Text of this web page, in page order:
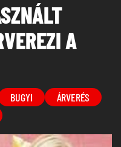
A
BUGYI
ÁRVERÉS